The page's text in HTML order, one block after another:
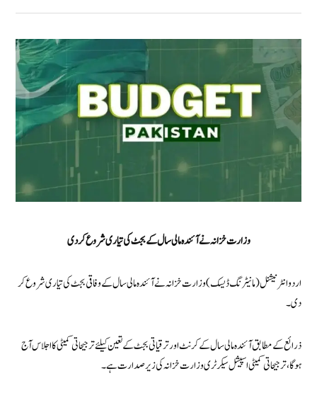
وزارت خزانہ نے آئندہ مالی سال کے بجٹ کی تیاری شروع کر دی
اردو انٹرنیشنل (مانیٹرنگ ڈیسک) وزارت خزانہ نے آئندہ مالی سال کے وفاقی بجٹ کی تیاری شروع کر
دی۔
ذرائع کے مطابق آئندہ مالی سال کے کرنٹ اور ترقیاتی بجٹ کے تعین کیلئے ترجیحاتی کمیٹی کا اجلاس آج
ہو گا، ترجیحاتی کمیٹی اسپیشل سیکرٹری وزارت خزانہ کی زیر صدارت ہے۔